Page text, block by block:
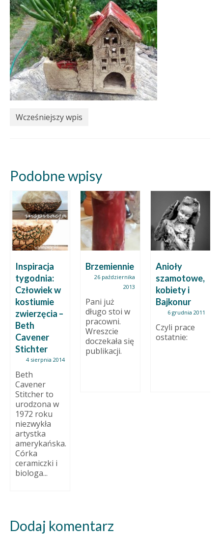
Wcześniejszy wpis
Podobne wpisy
Inspiracja
tygodnia:
Człowiek w
kostiumie
zwierzęcia –
Beth
Cavener
Stichter
4 sierpnia 2014
Beth
Cavener
Stitcher to
urodzona w
1972 roku
niezwykła
artystka
amerykańska.
Córka
ceramiczki i
biologa...
Brzemiennie
26 października
2013
Pani już
długo stoi w
pracowni.
Wreszcie
doczekała się
publikacji.
Anioły
szamotowe,
kobiety i
Bajkonur
6 grudnia 2011
Czyli prace
ostatnie:
Dodaj komentarz